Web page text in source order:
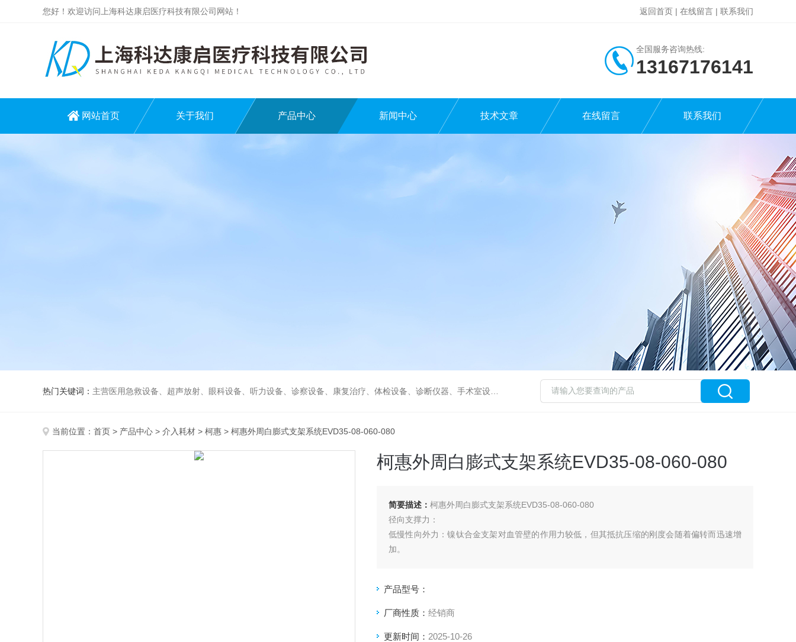
您好！欢迎访问上海科达康启医疗科技有限公司网站！ 返回首页 | 在线留言 | 联系我们
全国服务咨询热线:
13167176141
网站首页 关于我们 产品中心 新闻中心 技术文章 在线留言 联系我们
热门关键词： 主营医用急救设备、超声放射、眼科设备、听力设备、诊察设备、康复治疗、体检设备、诊断仪器、手术室设备急救室、监护设备诊疗室等医疗设备。
当前位置： 首页 > 产品中心 > 介入耗材 > 柯惠 > 柯惠外周白膨式支架系统EVD35-08-060-080
柯惠外周白膨式支架系统EVD35-08-060-080
简要描述： 柯惠外周白膨式支架系统EVD35-08-060-080
径向支撑力：
低慢性向外力：镍钛合金支架对血管壁的作用力较低，但其抵抗压缩的刚度会随着偏转而迅速增
加。
产品型号：
厂商性质： 经销商
更新时间： 2025-10-26